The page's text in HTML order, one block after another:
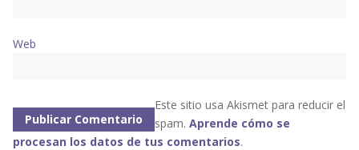
Web
Este sitio usa Akismet para reducir el
spam. Aprende cómo se
procesan los datos de tus comentarios.